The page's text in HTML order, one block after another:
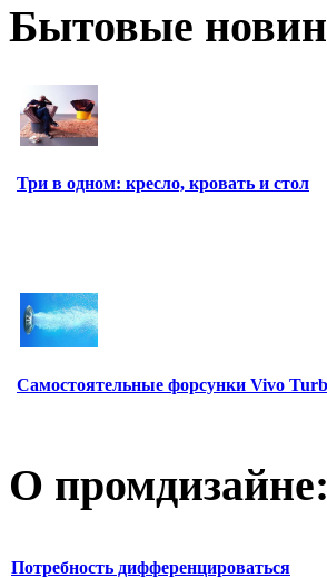
Бытовые
Три в одном: кресло, кровать и стол
Самостоятельные форсунки Vivo
О промдизайне:
Потребность дифференцироваться